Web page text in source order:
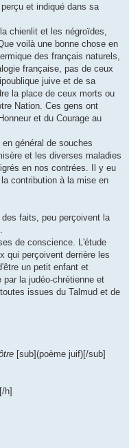
et indiqué dans sa
chienlit et les négroïdes,
voilà une bonne chose en
des français naturels,
française, pas de ceux
juive et de sa
la place de ceux morts ou
Nation. Ces gens ont
et du Courage au
général de souches
et les diverses maladies
en nos contrées. Il y eu
contribution à la mise en
faits, peu perçoivent la
de conscience. L'étude
qui perçoivent derrière les
un petit enfant et
la judéo-chrétienne et
issues du Talmud et de
[sub](poème juif)[/sub]
h]